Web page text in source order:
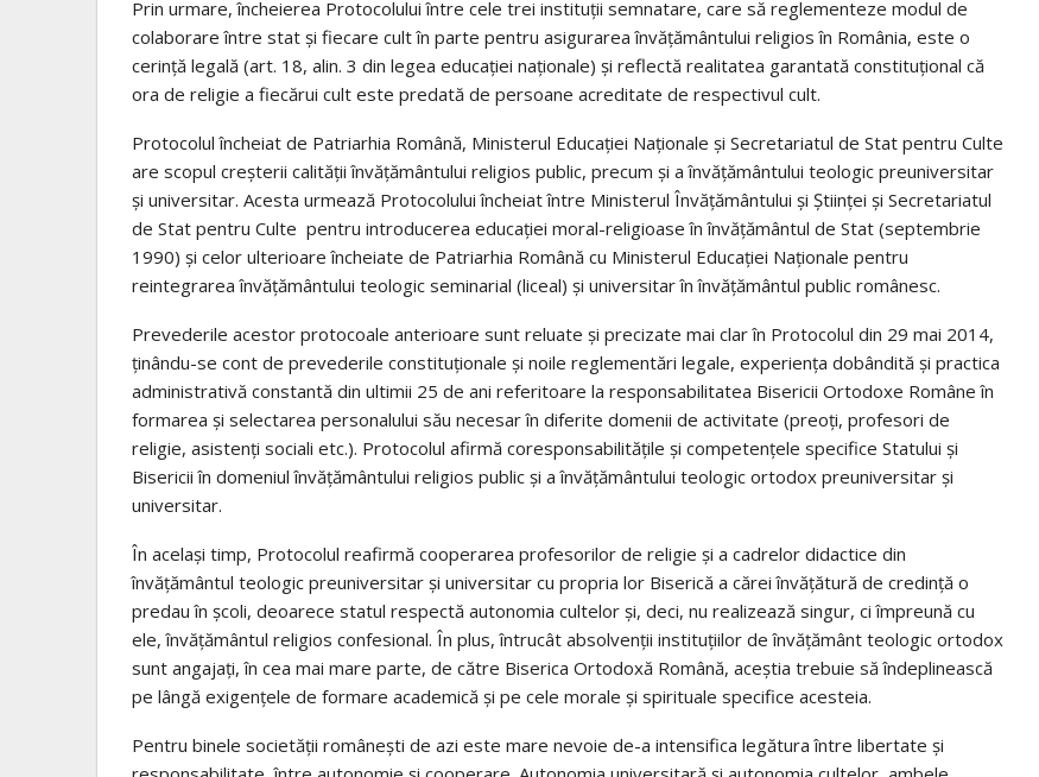
Prin urmare, încheierea Protocolului între cele trei instituţii semnatare, care să reglementeze modul de
colaborare între stat și fiecare cult în parte pentru asigurarea învățământului religios în România, este o
cerință legală (art. 18, alin. 3 din legea educației naționale) și reflectă realitatea garantată constituțional că
ora de religie a fiecărui cult este predată de persoane acreditate de respectivul cult.
Protocolul încheiat de Patriarhia Română, Ministerul Educaţiei Naţionale şi Secretariatul de Stat pentru Culte
are scopul creşterii calităţii învăţământului religios public, precum şi a învăţământului teologic preuniversitar
şi universitar. Acesta urmează Protocolului încheiat între Ministerul Învăţământului şi Ştiinţei şi Secretariatul
de Stat pentru Culte pentru introducerea educaţiei moral-religioase în învăţământul de Stat (septembrie
1990) şi celor ulterioare încheiate de Patriarhia Română cu Ministerul Educaţiei Naţionale pentru
reintegrarea învăţământului teologic seminarial (liceal) şi universitar în învăţământul public românesc.
Prevederile acestor protocoale anterioare sunt reluate şi precizate mai clar în Protocolul din 29 mai 2014,
ţinându-se cont de prevederile constituționale și noile reglementări legale, experienţa dobândită și practica
administrativă constantă din ultimii 25 de ani referitoare la responsabilitatea Bisericii Ortodoxe Române în
formarea și selectarea personalului său necesar în diferite domenii de activitate (preoţi, profesori de
religie, asistenţi sociali etc.). Protocolul afirmă coresponsabilitățile şi competenţele specifice Statului şi
Bisericii în domeniul învățământului religios public şi a învăţământului teologic ortodox preuniversitar și
universitar.
În acelaşi timp, Protocolul reafirmă cooperarea profesorilor de religie şi a cadrelor didactice din
învățământul teologic preuniversitar şi universitar cu propria lor Biserică a cărei învățătură de credinţă o
predau în şcoli, deoarece statul respectă autonomia cultelor şi, deci, nu realizează singur, ci împreună cu
ele, învățământul religios confesional. În plus, întrucât absolvenții instituțiilor de învățământ teologic ortodox
sunt angajați, în cea mai mare parte, de către Biserica Ortodoxă Română, aceștia trebuie să îndeplinească
pe lângă exigențele de formare academică și pe cele morale şi spirituale specifice acesteia.
Pentru binele societăţii româneşti de azi este mare nevoie de-a intensifica legătura între libertate şi